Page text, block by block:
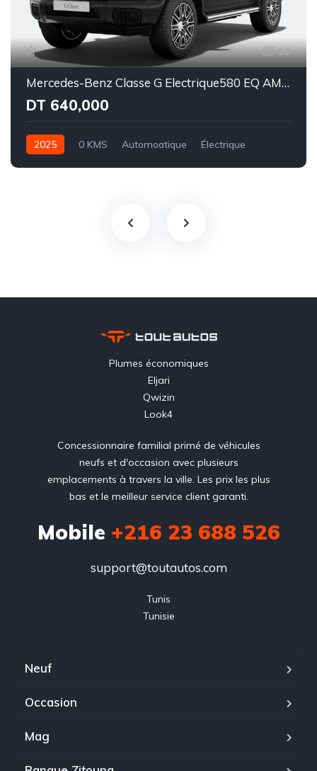
10
Mercedes-Benz Classe G Electrique580 EQ AMG Line Superior
DT 640,000
2025 0 KMS Automoatique
Électrique
Plumes économiques
Eljari
Qwizin
Look4
Concessionnaire familial primé de véhicules
neufs et d'occasion avec plusieurs
emplacements à travers la ville. Les prix les plus
bas et le meilleur service client garanti.
Mobile +216 23 688 526
support@toutautos.com
Tunis
Tunisie
Neuf
Occasion
Mag